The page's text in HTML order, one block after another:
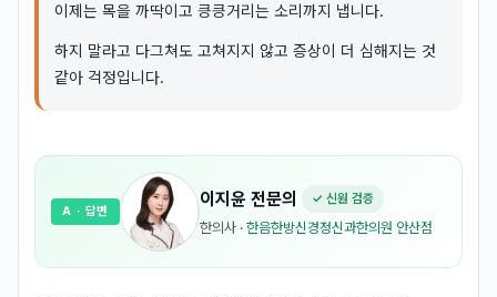
이제는 목을 까딱이고 킁킁거리는 소리까지 냅니다.
하지 말라고 다그쳐도 고쳐지지 않고 증상이 더 심해지는 것
같아 걱정입니다.
이지윤 전문의 ✓ 신원 검증
한의사 · 한음한방신경정신과한의원 안산점
A · 답변